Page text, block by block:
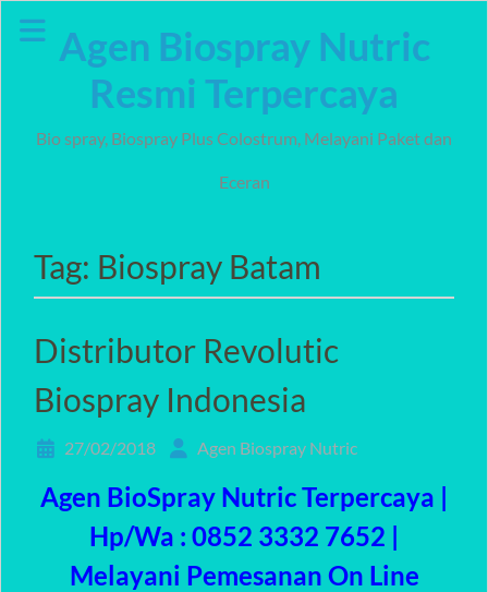
Agen Biospray Nutric
Resmi Terpercaya
Bio spray, Biospray Plus Colostrum, Melayani Paket dan
Eceran
Tag: Biospray Batam
Distributor Revolutic
Biospray Indonesia
27/02/2018 Agen Biospray Nutric
Agen BioSpray Nutric Terpercaya |
Hp/Wa : 0852 3332 7652 |
Melayani Pemesanan On Line